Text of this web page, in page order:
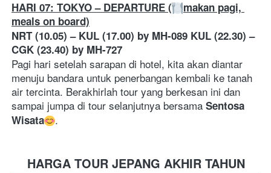
HARI 07: TOKYO – DEPARTURE (
makan pagi,
meals on board)
NRT (10.05) – KUL (17.00) by MH-089 KUL (22.30) –
CGK (23.40) by MH-727
Pagi hari setelah sarapan di hotel, kita akan diantar
menuju bandara untuk penerbangan kembali ke tanah
air tercinta. Berakhirlah tour yang berkesan ini dan
sampai jumpa di tour selanjutnya bersama Sentosa
Wisata
.
HARGA TOUR JEPANG AKHIR TAHUN